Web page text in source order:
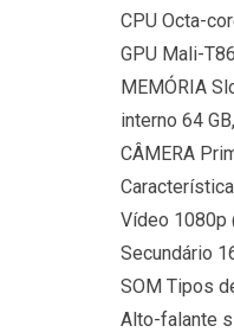
CPU Octa-
GPU Mali-
MEMÓRIA
interno 64
CÂMERA
Vídeo 1080p
Secundário
SOM Tipos
Alto-falante